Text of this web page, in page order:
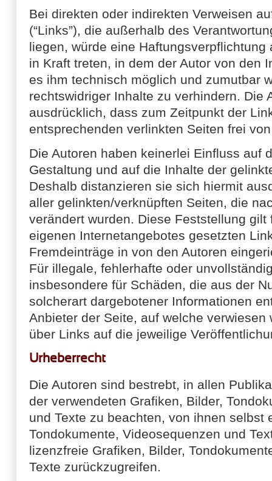
Bei direkten oder indirekten Verweisen
(“Links”), die außerhalb des
liegen, würde eine
in Kraft treten, in dem der Autor von den
es ihm technisch möglich und zumutbar
rechtswidriger Inhalte zu verhindern. Die
ausdrücklich, dass zum Zeitpunkt der
entsprechenden verlinkten Seiten frei
Die Autoren haben keinerlei Einfluss auf
Gestaltung und auf die Inhalte der
Deshalb distanzieren sie sich hiermit
aller gelinkten/verknüpften Seiten, die
verändert wurden. Diese Feststellung
eigenen Internetangebotes gesetzten
Fremdeinträge in von den Autoren
Für illegale, fehlerhafte oder
insbesondere für Schäden, die aus der
solcherart dargebotener Informationen
Anbieter der Seite, auf welche
über Links auf die jeweilige
Urheberrecht
Die Autoren sind bestrebt, in allen
der verwendeten Grafiken, Bilder,
und Texte zu beachten, von ihnen selbst
Tondokumente, Videosequenzen und
lizenzfreie Grafiken, Bilder,
Texte zurückzugreifen.